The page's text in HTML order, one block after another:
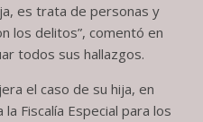
es trata de personas y
los delitos”, comentó en
todos sus hallazgos.
el caso de su hija, en
Fiscalía Especial para los